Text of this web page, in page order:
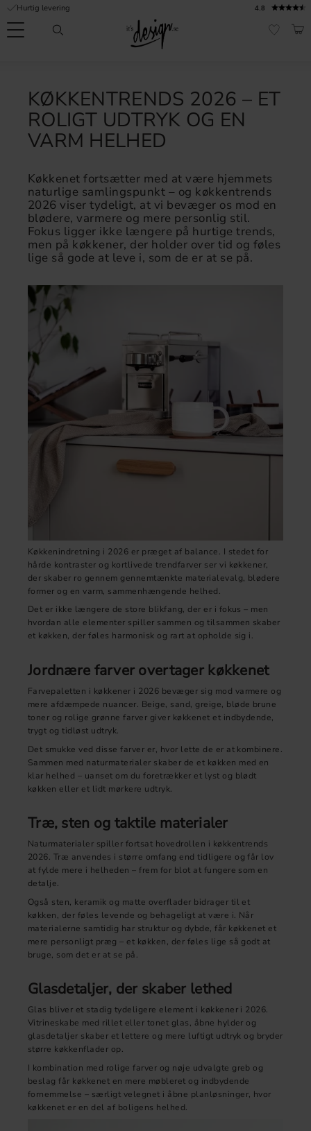
Menu
4.8
Hurtig levering
KØKKENTRENDS 2026 – ET
ROLIGT UDTRYK OG EN
VARM HELHED
Køkkenet fortsætter med at være hjemmets
naturlige samlingspunkt – og køkkentrends
2026 viser tydeligt, at vi bevæger os mod en
blødere, varmere og mere personlig stil.
Fokus ligger ikke længere på hurtige trends,
men på køkkener, der holder over tid og føles
lige så gode at leve i, som de er at se på.
Køkkenindretning i 2026 er præget af balance. I stedet for
hårde kontraster og kortlivede trendfarver ser vi køkkener,
der skaber ro gennem gennemtænkte materialevalg, blødere
former og en varm, sammenhængende helhed.
Det er ikke længere de store blikfang, der er i fokus – men
hvordan alle elementer spiller sammen og tilsammen skaber
et køkken, der føles harmonisk og rart at opholde sig i.
Jordnære farver overtager køkkenet
Farvepaletten i køkkener i 2026 bevæger sig mod varmere og
mere afdæmpede nuancer. Beige, sand, greige, bløde brune
toner og rolige grønne farver giver køkkenet et indbydende,
trygt og tidløst udtryk.
Det smukke ved disse farver er, hvor lette de er at kombinere.
Sammen med naturmaterialer skaber de et køkken med en
klar helhed – uanset om du foretrækker et lyst og blødt
køkken eller et lidt mørkere udtryk.
Træ, sten og taktile materialer
Naturmaterialer spiller fortsat hovedrollen i køkkentrends
2026. Træ anvendes i større omfang end tidligere og får lov
at fylde mere i helheden – frem for blot at fungere som en
detalje.
Også sten, keramik og matte overflader bidrager til et
køkken, der føles levende og behageligt at være i. Når
materialerne samtidig har struktur og dybde, får køkkenet et
mere personligt præg – et køkken, der føles lige så godt at
bruge, som det er at se på.
Glasdetaljer, der skaber lethed
Glas bliver et stadig tydeligere element i køkkener i 2026.
Vitrineskabe med rillet eller tonet glas, åbne hylder og
glasdetaljer skaber et lettere og mere luftigt udtryk og bryder
større køkkenflader op.
I kombination med rolige farver og nøje udvalgte greb og
beslag får køkkenet en mere møbleret og indbydende
fornemmelse – særligt velegnet i åbne planløsninger, hvor
køkkenet er en del af boligens helhed.
Ofte stillede
spørgsmål
sider |
It's
Design